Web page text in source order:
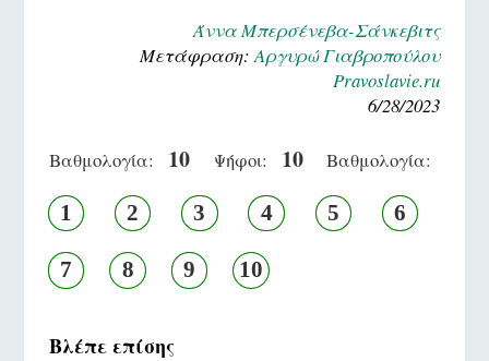
Άννα Μπερσένεβα-Σάνκεβιτς
Μετάφραση:Aργυρώ Γιαβροπούλου
Pravoslavie.ru
6/28/2023
Βαθμολογία: 10 Ψήφοι: 10 Βαθμολογία:
1 2 3 4 5 6
7 8 9 10
Βλέπε επίσης